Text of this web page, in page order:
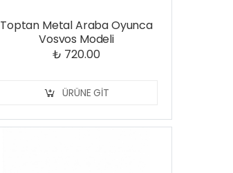
Toptan Metal Araba Oyunca
Vosvos Modeli
₺ 720.00
ÜRÜNE GIT